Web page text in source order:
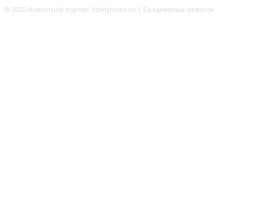
© 2025 Новостной портал: 1dailynews.ru | Ежедневные новости